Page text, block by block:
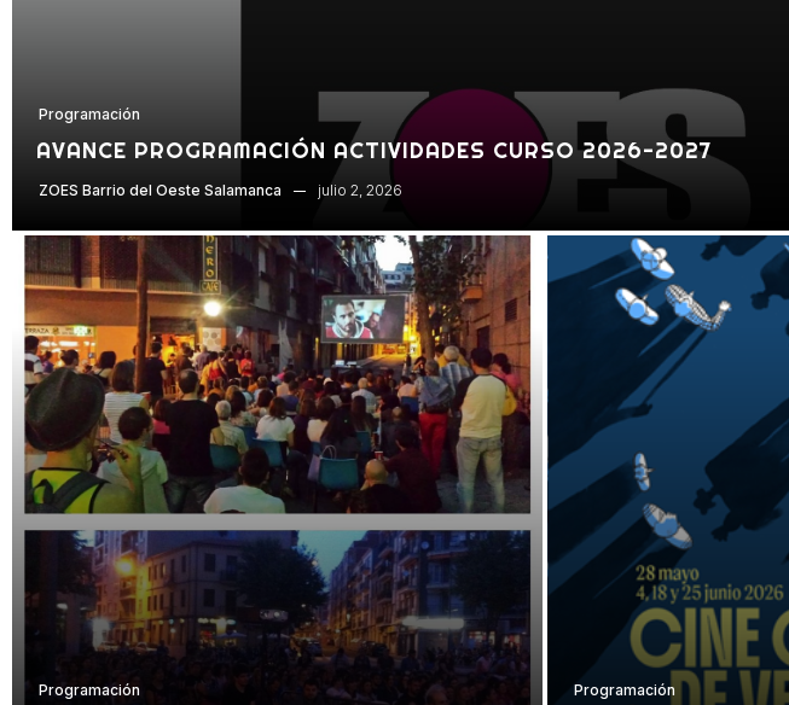
Programación
AVANCE PROGRAMACIÓN ACTIVIDADES CURSO 2026-2027
ZOES Barrio del Oeste Salamanca julio 2, 2026
Programación Programación